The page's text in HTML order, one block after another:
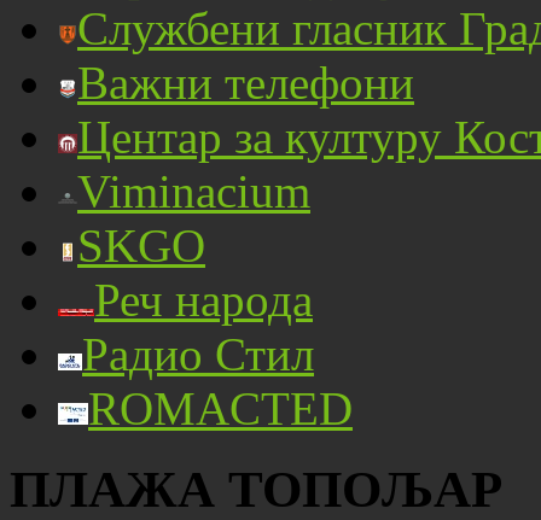
Службени гласник
Важни телефони
Центар за културу
Viminacium
SKGO
Реч народа
Радио Стил
ROMACTED
ПЛАЖА ТОПОЉАР